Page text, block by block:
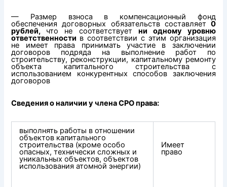
— Размер взноса в компенсационный фонд
обеспечения договорных обязательств составляет 0
рублей, что не соответствует ни одному уровню
ответственности в соответствии с этим организация
не имеет права принимать участие в заключении
договоров подряда на выполнение работ по
строительству, реконструкции, капитальному ремонту
объекта капитального строительства с
использованием конкурентных способов заключения
договоров
Сведения о наличии у члена СРО права:
выполнять работы в отношении
объектов капитального
строительства (кроме особо
опасных, технически сложных и
уникальных объектов, объектов
использования атомной энергии)
Имеет
право